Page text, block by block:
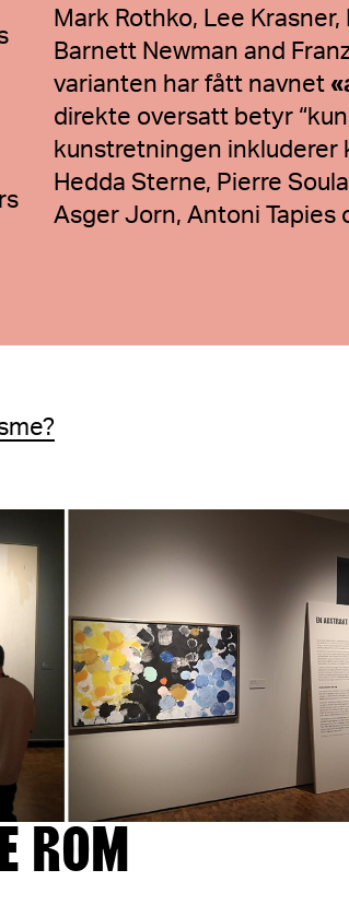
Mark Rothko, Lee
Barnett Newman and
varianten har fått navnet
direkte oversatt betyr
kunstretningen inkluderer
Hedda Sterne, Pierre
Asger Jorn, Antoni Tapies
ROM